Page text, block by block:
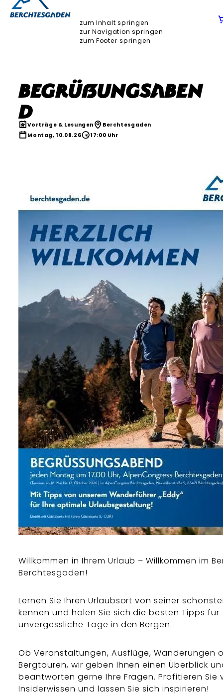
zum Inhalt springen
zur Navigation springen
zum Footer springen
Begrüßungsaben
d
Vorträge & Lesungen
Berchtesgaden
Montag, 10.08.26
17:00 Uhr
Willkommen in Ihrem Urlaub – Willkommen im
Berchtesgaden!
Lernen Sie Ihren Urlaubsort von seiner
kennen und holen Sie sich die besten Tipps für
unvergessliche Tage in den Bergen.
Ob Veranstaltungen, Ausflüge, Wanderungen
Bergtouren, wir geben Ihnen einen Überblick
beantworten gerne Ihre Fragen. Profitieren Sie
Insiderwissen und lassen Sie sich inspirieren!